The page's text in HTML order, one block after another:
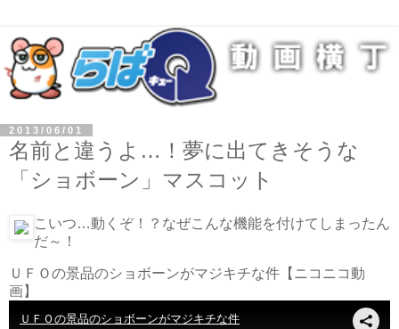
2013/06/01
名前と違うよ…！夢に出てきそうな
「ショボーン」マスコット
こいつ…動くぞ！？なぜこんな機能を付けてしまったん
だ～！
ＵＦＯの景品のショボーンがマジキチな件 【ニコニコ動
画】